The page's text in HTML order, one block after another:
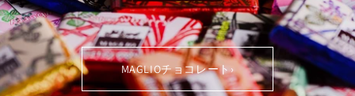
MAGLIOチョコレート ›